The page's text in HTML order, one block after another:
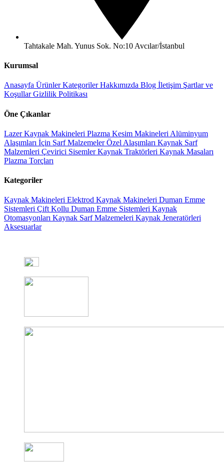
Tahtakale Mah. Yunus Sok. No:10 Avcılar/İstanbul
Kurumsal
Anasayfa ÜrünlerKategorilerHakkımızda Blog İletişim Şartlar ve
KoşullarGizlilik Politikası
Öne Çıkanlar
Lazer Kaynak Makineleri Plazma Kesim Makineleri Alüminyum
Alaşımları İçin Sarf MalzemelerÖzel Alaşımları Kaynak Sarf
Malzemleri Çevirici SisemlerKaynak Traktörleri Kaynak Masaları
Plazma Torçları
Kategoriler
Kaynak Makineleri Elektrod Kaynak Makineleri Duman Emme
Sistemleri Çift Kollu Duman Emme Sistemleri Kaynak
Otomasyonları Kaynak Sarf Malzemeleri Kaynak Jeneratörleri
Aksesuarlar